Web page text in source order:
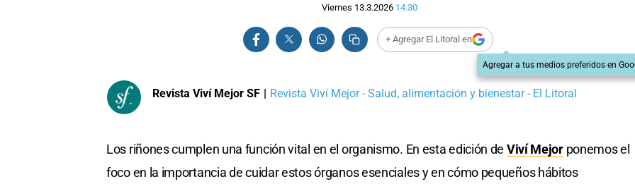
Viernes 13.3.2026 14:30
+ Agregar El Litoral en
Agregar a tus medios preferidos en
Revista Viví Mejor SF | Revista Viví Mejor - Salud, alimentación y bienestar - El Litoral
Los riñones cumplen una función vital en el organismo. En esta edición de Viví Mejorponemos el
foco en la importancia de cuidar estos órganos esenciales y en cómo pequeños hábitos